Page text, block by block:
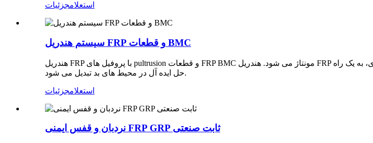
استعلامجزئیات
سیستم هندریل FRP و قطعات BMC
هندریل FRP با پروفیل های pultrusion و قطعات FRP BMC مونتاژ می شود. هندریل FRP با نقاط قوت استحکام بالا، مونتاژ آسان، عدم زنگ زدگی و بدون نیاز به تعمیر و نگهداری، به یک راه
حل ایده آل در محیط های بد تبدیل می شود.
استعلامجزئیات
نردبان و قفس ایمنی FRP GRP ثابت صنعتی